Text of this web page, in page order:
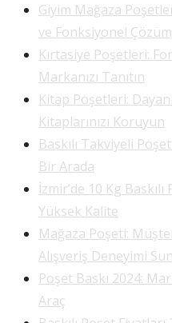
Giyim Mağaza
ve Fonksiyonel
Kırtasiye Poşetleri:
Markanızı Tanıtın
Kitap Poşetleri:
Kitaplarınızı Koruyun
Baskılı Takviyeli Poşet
Bir Arada
İzmir’de 10 Kg
Yüksek Kalite
Mağaza Poşeti:
Alışveriş Deneyimi
Poşet Baskı 2024:
Araç